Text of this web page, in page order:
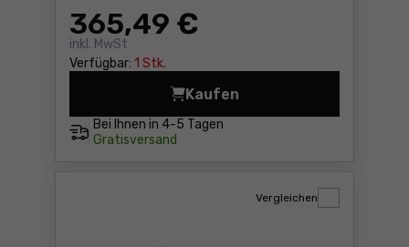
365,49 €
inkl. MwSt
Verfügbar: 1 Stk.
Bei Ihnen in 4-5 Tagen
Gratisversand
Kaufen
Drucklufttacker Makita
Vergleichen